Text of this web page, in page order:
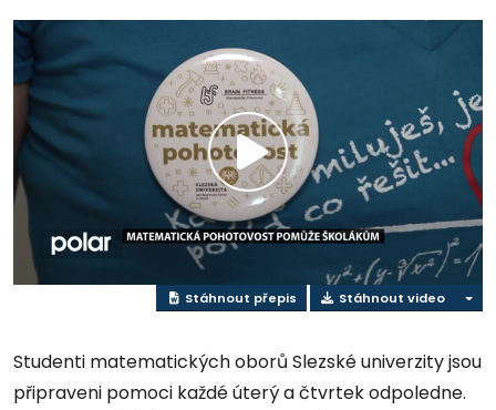
Přehrát
video
Stáhnout přepis Stáhnout video
Studenti matematických oborů Slezské univerzity jsou
připraveni pomoci každé úterý a čtvrtek odpoledne.